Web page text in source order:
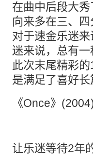
在曲中后段大
向来多在三、
对于速金乐迷
迷来说，总有
此次末尾精彩
是满足了喜好长
《Once》
让乐迷等待2年